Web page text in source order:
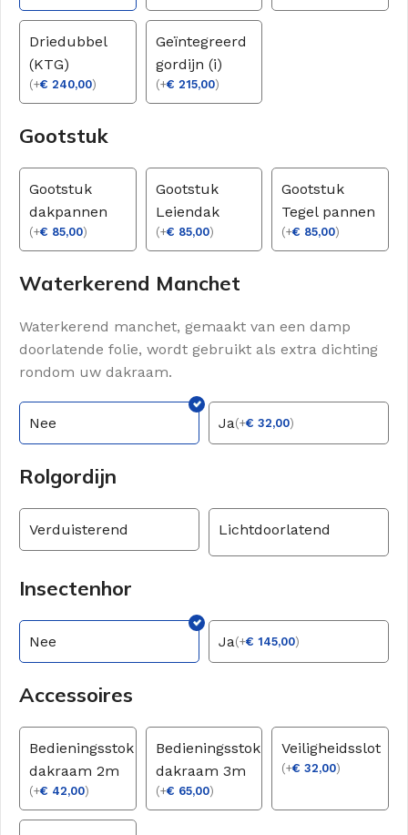
Driedubbel
(KTG)
(+€ 240,00)
Geïntegreerd
gordijn (i)
(+€ 215,00)
Gootstuk
Gootstuk
dakpannen
(+€ 85,00)
Gootstuk
Leiendak
(+€ 85,00)
Gootstuk
Tegel pannen
(+€ 85,00)
Waterkerend Manchet
Waterkerend manchet, gemaakt van een damp
doorlatende folie, wordt gebruikt als extra dichting
rondom uw dakraam.
Nee Ja(+€ 32,00)
Rolgordijn
Verduisterend Lichtdoorlatend
Insectenhor
Nee Ja(+€ 145,00)
Accessoires
Bedieningsstok
dakraam 2m
(+€ 42,00)
Bedieningsstok
dakraam 3m
(+€ 65,00)
Veiligheidsslot
(+€ 32,00)